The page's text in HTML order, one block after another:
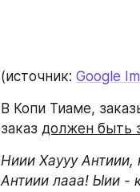
(источник: Google
В Копи Тиаме,
заказ должен быть
Ниии Хаууу Антиии,
Антиии лааа! Ыии -